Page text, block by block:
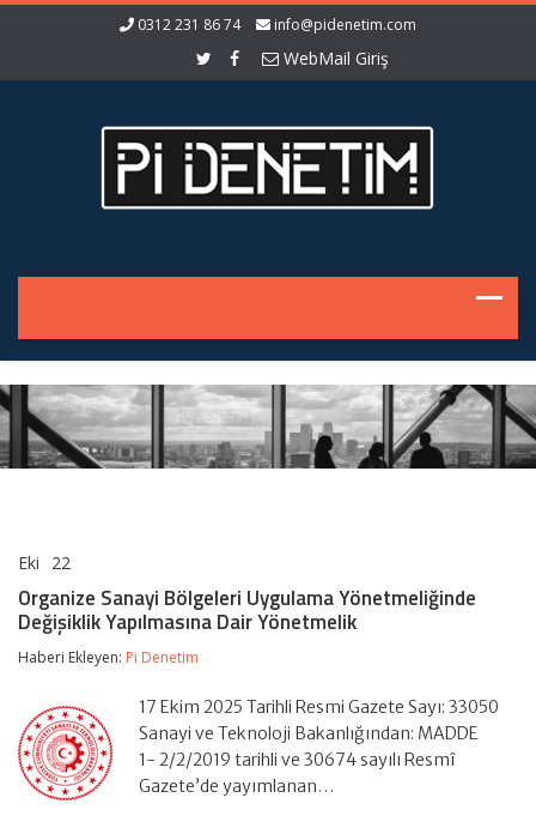
0312 231 86 74 info@pidenetim.com
WebMail Giriş
Eki 22
Bölgeleri
Uygulama
Değişiklik
Yönetmelik
için
Organize Sanayi Bölgeleri Uygulama Yönetmeliğinde
Değişiklik Yapılmasına Dair Yönetmelik
Haberi Ekleyen: Pi Denetim
17 Ekim 2025 Tarihli Resmi Gazete Sayı: 33050
Sanayi ve Teknoloji Bakanlığından: MADDE
1- 2/2/2019 tarihli ve 30674 sayılı Resmî
Gazete’de yayımlanan…